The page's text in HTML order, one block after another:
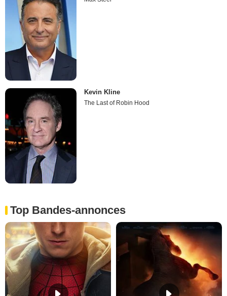
Kevin Kline
The Last of Robin Hood
Top Bandes-annonces